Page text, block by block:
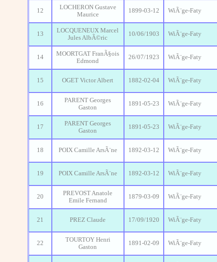
12
LOCHERON Gustave
Maurice
1899-03-12 WiÃ¨ge-Faty
13
LOCQUENEUX Marcel
Jules AlbÃ©ric
10/06/1903 WiÃ¨ge-Faty
14
MOORTGAT FranÃ§ois
Edmond
26/07/1923 WiÃ¨ge-Faty
15 OGET Victor Albert 1882-02-04 WiÃ¨ge-Faty
16
PARENT Georges
Gaston
1891-05-23 WiÃ¨ge-Faty
17
PARENT Georges
Gaston
1891-05-23 WiÃ¨ge-Faty
18 POIX Camille ArsÃ¨ne 1892-03-12 WiÃ¨ge-Faty
19 POIX Camille ArsÃ¨ne 1892-03-12 WiÃ¨ge-Faty
20
PREVOST Anatole
Emile Fernand
1879-03-09 WiÃ¨ge-Faty
21 PREZ Claude 17/09/1920 WiÃ¨ge-Faty
22
TOURTOY Henri
Gaston
1891-02-09 WiÃ¨ge-Faty